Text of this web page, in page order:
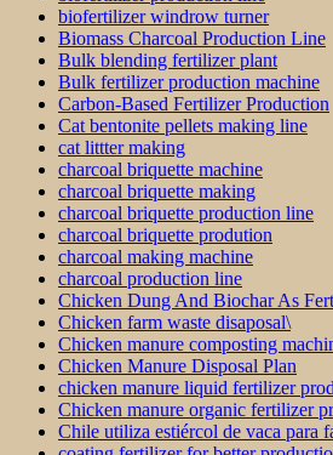
biofertilizer windrow turner
Biomass Charcoal Production Line
Bulk blending fertilizer plant
Bulk fertilizer production machine
Carbon-Based Fertilizer Production
Cat bentonite pellets making line
cat littter making
charcoal briquette machine
charcoal briquette making
charcoal briquette production line
charcoal briquette prodution
charcoal making machine
charcoal production line
Chicken Dung And Biochar As
Chicken farm waste disaposal\
Chicken manure composting
Chicken Manure Disposal Plan
chicken manure liquid fertilizer
Chicken manure organic fertilizer
Chile utiliza estiércol de vaca para